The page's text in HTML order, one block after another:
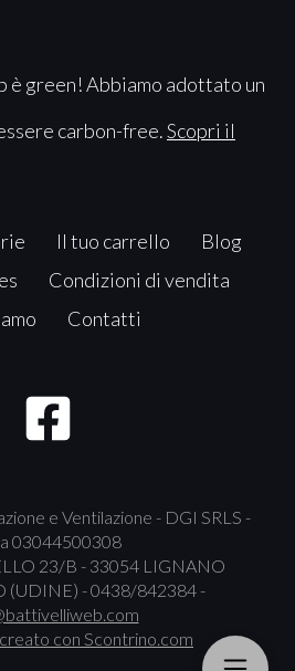
è green! Abbiamo adottato un
carbon-free.Scopri il
Il tuo carrello
Blog
Condizioni di vendita
Contatti
e Ventilazione - DGI SRLS -
03044500308
23/B - 33054 LIGNANO
(UDINE) - 0438/842384 -
con Scontrino.com